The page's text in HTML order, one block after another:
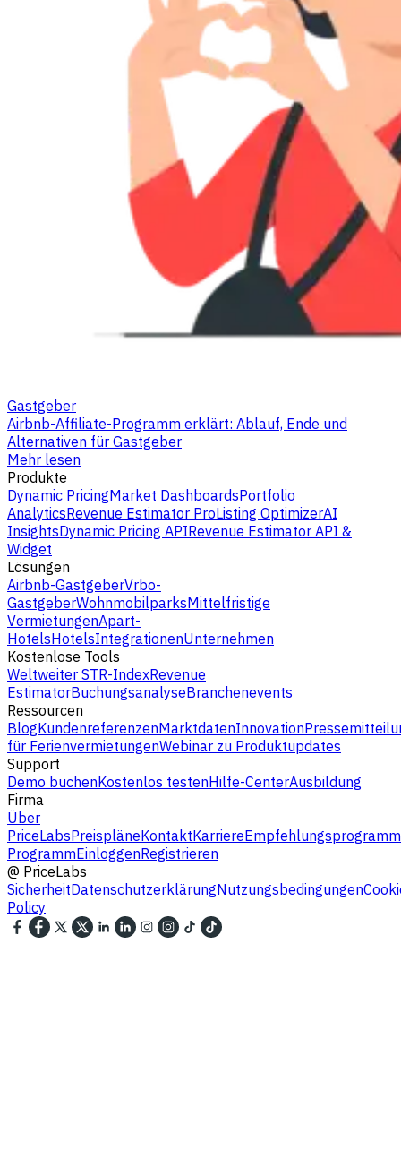
Gastgeber
Airbnb-Affiliate-Programm erklärt: Ablauf, Ende und
Alternativen für Gastgeber
Mehr lesen
Produkte
Dynamic PricingMarket DashboardsPortfolio
AnalyticsRevenue Estimator ProListing OptimizerAI
InsightsDynamic Pricing APIRevenue Estimator API &
Widget
Lösungen
Airbnb-GastgeberVrbo-
GastgeberWohnmobilparksMittelfristige
VermietungenApart-
HotelsHotelsIntegrationenUnternehmen
Kostenlose Tools
Weltweiter STR-IndexRevenue
EstimatorBuchungsanalyseBranchenevents
Ressourcen
BlogKundenreferenzenMarktdatenInnovation
für FerienvermietungenWebinar zu Produktupdates
Support
Demo buchenKostenlos testenHilfe-CenterAusbildung
Firma
Über
PriceLabsPreispläneKontaktKarriereEmpfehlungsprogramm
ProgrammEinloggenRegistrieren
@ PriceLabs
SicherheitDatenschutzerklärungNutzungsbedingungen
Policy